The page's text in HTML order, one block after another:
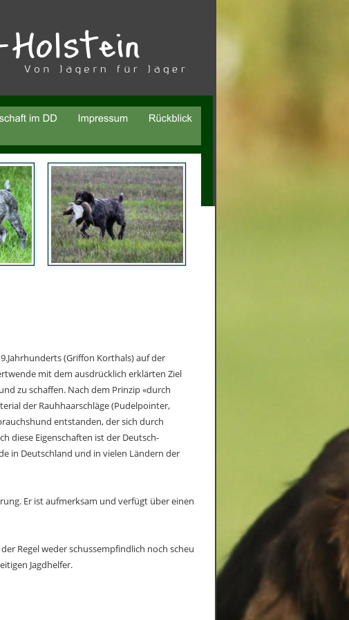
(Griffon Korthals) auf der
mit dem ausdrücklich erklärten Ziel
zu schaffen. Nach dem Prinzip «durch
der Rauhhaarschläge (Pudelpointer,
entstanden, der sich durch
diese Eigenschaften ist der Deutsch-
in Deutschland und in vielen Ländern der
Er ist aufmerksam und verfügt über einen
Regel weder schussempfindlich noch scheu
Jagdhelfer.